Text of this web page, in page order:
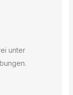
unter